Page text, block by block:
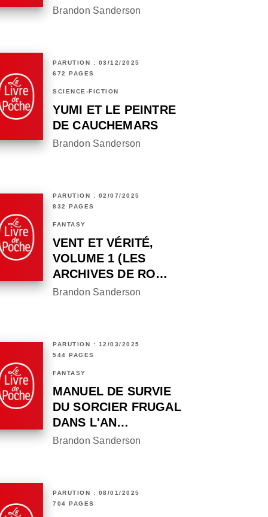
Brandon Sanderson
PARUTION : 03/12/2025
672 PAGES
SCIENCE-FICTION
YUMI ET LE PEINTRE
DE CAUCHEMARS
Brandon Sanderson
PARUTION : 02/07/2025
832 PAGES
FANTASY
VENT ET VÉRITÉ,
VOLUME 1 (LES
ARCHIVES DE RO…
Brandon Sanderson
PARUTION : 12/03/2025
544 PAGES
FANTASY
MANUEL DE SURVIE
DU SORCIER FRUGAL
DANS L'AN…
Brandon Sanderson
PARUTION : 08/01/2025
704 PAGES